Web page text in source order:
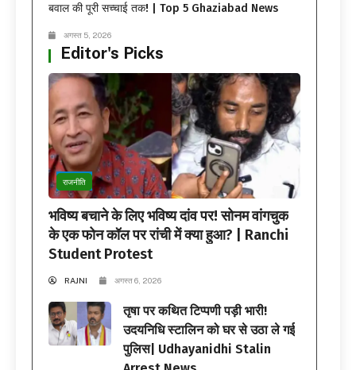
बवाल की पूरी सच्चाई तक! | Top 5 Ghaziabad News
अगस्त 5, 2026
Editor's Picks
राजनीति
भविष्य बचाने के लिए भविष्य दांव पर! सोनम वांगचुक
के एक फोन कॉल पर रांची में क्या हुआ? | Ranchi
Student Protest
RAJNI अगस्त 6, 2026
तृषा पर कथित टिप्पणी पड़ी भारी!
उदयनिधि स्टालिन को घर से उठा ले गई
पुलिस| Udhayanidhi Stalin